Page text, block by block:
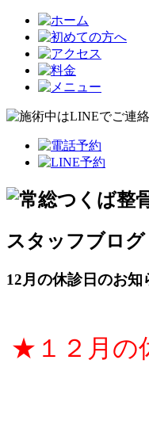
スタッフブログ
12月の休診日のお知
★１２月の